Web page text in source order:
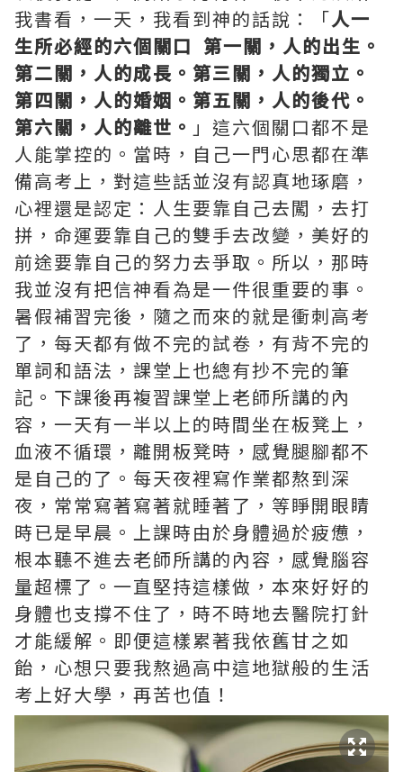
我書看，一天，我看到神的話說：「人一
生所必經的六個關口 第一關，人的出生。
第二關，人的成長。第三關，人的獨立。
第四關，人的婚姻。第五關，人的後代。
第六關，人的離世。 」這六個關口都不是
人能掌控的。當時，自己一門心思都在準
備高考上，對這些話並沒有認真地琢磨，
心裡還是認定：人生要靠自己去闖，去打
拼，命運要靠自己的雙手去改變，美好的
前途要靠自己的努力去爭取。所以，那時
我並沒有把信神看為是一件很重要的事。
暑假補習完後，隨之而來的就是衝刺高考
了，每天都有做不完的試卷，有背不完的
單詞和語法，課堂上也總有抄不完的筆
記。下課後再複習課堂上老師所講的內
容，一天有一半以上的時間坐在板凳上，
血液不循環，離開板凳時，感覺腿腳都不
是自己的了。每天夜裡寫作業都熬到深
夜，常常寫著寫著就睡著了，等睜開眼睛
時已是早晨。上課時由於身體過於疲憊，
根本聽不進去老師所講的內容，感覺腦容
量超標了。一直堅持這樣做，本來好好的
身體也支撐不住了，時不時地去醫院打針
才能緩解。即便這樣累著我依舊甘之如
飴，心想只要我熬過高中這地獄般的生活
考上好大學，再苦也值！